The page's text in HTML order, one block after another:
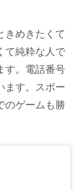
きめきたくて
て純粋な人で
す。電話番号
ます。スポー
のゲームも勝